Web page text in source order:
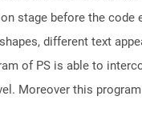
stage before the code
different text
of PS is able to
Moreover this